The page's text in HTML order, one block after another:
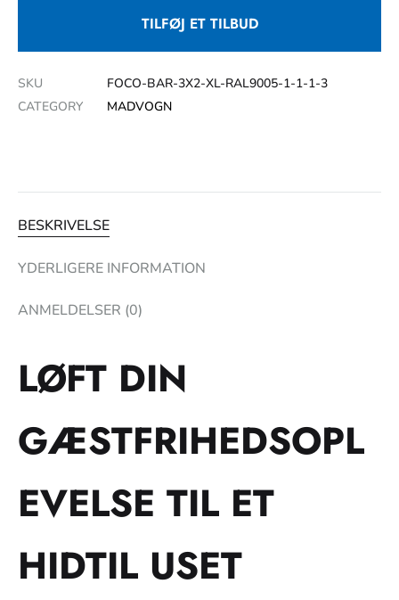
TILFØJ ET TILBUD
SKU
FOCO-BAR-3X2-XL-RAL9005-1-1-1-3
CATEGORY
MADVOGN
BESKRIVELSE
YDERLIGERE INFORMATION
ANMELDELSER (0)
LØFT DIN
GÆSTFRIHEDSOPL
EVELSE TIL ET
HIDTIL USET